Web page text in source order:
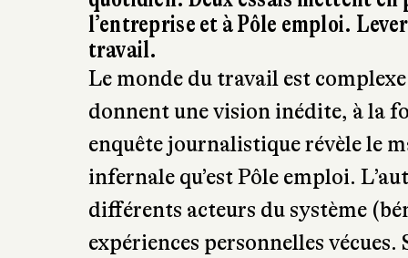
Que l’on en ait un ou que l’on en
quotidien. Deux essais mettent
l’entreprise et à Pôle emploi.
travail.
Le monde du travail est
donnent une vision inédite, à la
enquête journalistique révèle le